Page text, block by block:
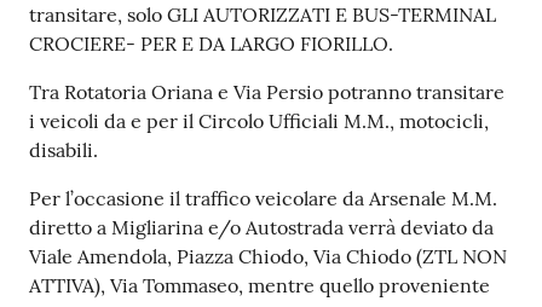
transitare, solo GLI AUTORIZZATI E BUS-TERMINAL
CROCIERE- PER E DA LARGO FIORILLO.
Tra Rotatoria Oriana e Via Persio potranno transitare
i veicoli da e per il Circolo Ufficiali M.M., motocicli,
disabili.
Per l’occasione il traffico veicolare da Arsenale M.M.
diretto a Migliarina e/o Autostrada verrà deviato da
Viale Amendola, Piazza Chiodo, Via Chiodo (ZTL NON
ATTIVA), Via Tommaseo, mentre quello proveniente